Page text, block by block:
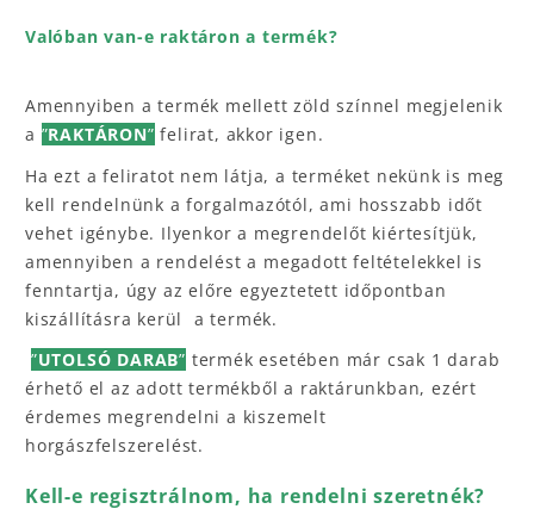
Valóban van-e raktáron a termék?
Amennyiben a termék mellett zöld színnel megjelenik
a ”RAKTÁRON” felirat, akkor igen.
Ha ezt a feliratot nem látja, a terméket nekünk is meg
kell rendelnünk a forgalmazótól, ami hosszabb időt
vehet igénybe. Ilyenkor a megrendelőt kiértesítjük,
amennyiben a rendelést a megadott feltételekkel is
fenntartja, úgy az előre egyeztetett időpontban
kiszállításra kerül a termék.
”UTOLSÓ DARAB” termék esetében már csak 1 darab
érhető el az adott termékből a raktárunkban, ezért
érdemes megrendelni a kiszemelt
horgászfelszerelést.
Kell-e regisztrálnom, ha rendelni szeretnék?